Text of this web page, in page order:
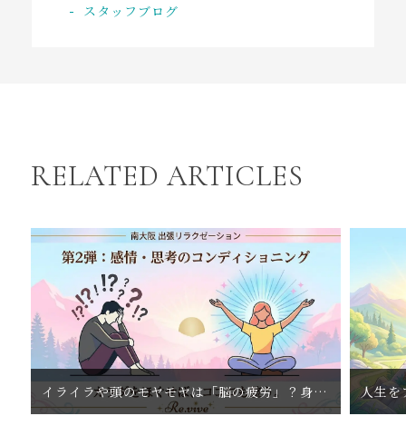
スタッフブログ
RELATED ARTICLES
イライラや頭のモヤモヤは「脳の疲労」？身体をほぐすと感情と思考がクリアになる理由 | 萩原天神・北野田駅周辺（堺市東区）